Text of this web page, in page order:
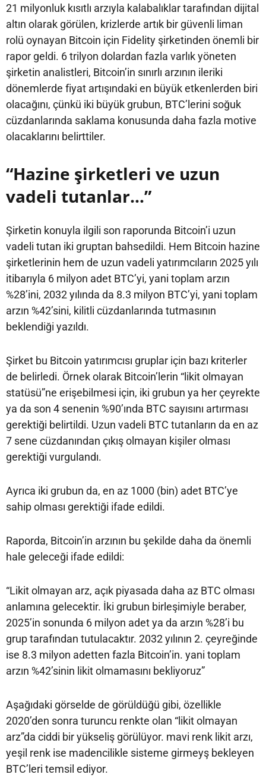
21 milyonluk kısıtlı arzıyla kalabalıklar tarafından dijital
altın olarak görülen, krizlerde artık bir güvenli liman
rolü oynayan Bitcoin için Fidelity şirketinden önemli bir
rapor geldi. 6 trilyon dolardan fazla varlık yöneten
şirketin analistleri, Bitcoin’in sınırlı arzının ileriki
dönemlerde fiyat artışındaki en büyük etkenlerden biri
olacağını, çünkü iki büyük grubun, BTC’lerini soğuk
cüzdanlarında saklama konusunda daha fazla motive
olacaklarını belirttiler.
“Hazine şirketleri ve uzun
vadeli tutanlar…”
Şirketin konuyla ilgili son raporunda Bitcoin’i uzun
vadeli tutan iki gruptan bahsedildi. Hem Bitcoin hazine
şirketlerinin hem de uzun vadeli yatırımcıların 2025 yılı
itibarıyla 6 milyon adet BTC’yi, yani toplam arzın
%28’ini, 2032 yılında da 8.3 milyon BTC’yi, yani toplam
arzın %42’sini, kilitli cüzdanlarında tutmasının
beklendiği yazıldı.
Şirket bu Bitcoin yatırımcısı gruplar için bazı kriterler
de belirledi. Örnek olarak Bitcoin’lerin “likit olmayan
statüsü”ne erişebilmesi için, iki grubun ya her çeyrekte
ya da son 4 senenin %90’ında BTC sayısını artırması
gerektiği belirtildi. Uzun vadeli BTC tutanların da en az
7 sene cüzdanından çıkış olmayan kişiler olması
gerektiği vurgulandı.
Ayrıca iki grubun da, en az 1000 (bin) adet BTC’ye
sahip olması gerektiği ifade edildi.
Raporda, Bitcoin’in arzının bu şekilde daha da önemli
hale geleceği ifade edildi:
“Likit olmayan arz, açık piyasada daha az BTC olması
anlamına gelecektir. İki grubun birleşimiyle beraber,
2025’in sonunda 6 milyon adet ya da arzın %28’i bu
grup tarafından tutulacaktır. 2032 yılının 2. çeyreğinde
ise 8.3 milyon adetten fazla Bitcoin’in. yani toplam
arzın %42’sinin likit olmamasını bekliyoruz”
Aşağıdaki görselde de görüldüğü gibi, özellikle
2020’den sonra turuncu renkte olan “likit olmayan
arz”da ciddi bir yükseliş görülüyor. mavi renk likit arzı,
yeşil renk ise madencilikle sisteme girmeyş bekleyen
BTC’leri temsil ediyor.